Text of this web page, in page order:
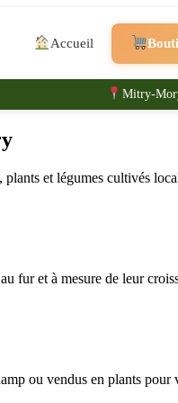
Accueil
Mitry-
et légumes cultivés
fur et à mesure de leur
ou vendus en plants pour